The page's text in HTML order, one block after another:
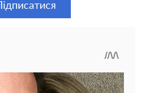
Підписатися